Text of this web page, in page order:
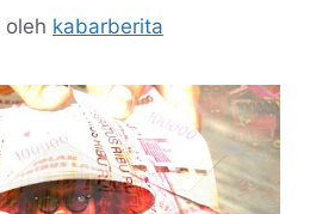
oleh kabarberita